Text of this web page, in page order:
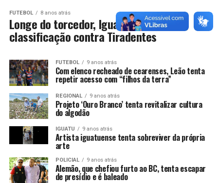
FUTEBOL 8 anos atrás
Longe do torcedor, Iguatu tenta
classificação contra Tiradentes
FUTEBOL 9 anos atrás
Com elenco recheado de cearenses, Leão tenta
repetir acesso com “filhos da terra”
REGIONAL 9 anos atrás
Projeto ‘Ouro Branco’ tenta revitalizar cultura
do algodão
IGUATU 9 anos atrás
Artista iguatuense tenta sobreviver da própria
arte
POLICIAL 9 anos atrás
Alemão, que chefiou furto ao BC, tenta escapar
de presídio e é baleado